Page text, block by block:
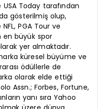
USA Today tarafından
gösterilmiş olup,
PGA Tour ve
en büyük spor
yer almaktadır.
küresel büyüme ve
ödüllerle de
olarak elde ettiği
Assn.; Forbes, Fortune,
yanı sıra Yahoo